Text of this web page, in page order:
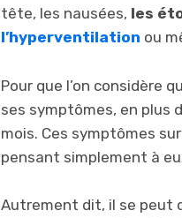
tête, les nausées, les
l’hyperventilation ou
Pour que l’on considère
ses symptômes, en plus
mois. Ces symptômes
pensant simplement à
Autrement dit, il se peut